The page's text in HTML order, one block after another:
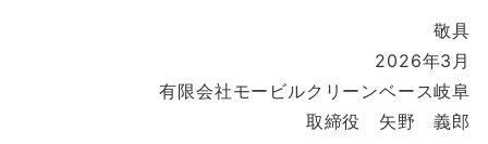
敬具
2026年3月
有限会社モービルクリーンベース岐阜
取締役 矢野 義郎